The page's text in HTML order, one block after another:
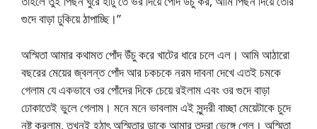
গুদে বাড়া ঢুকিয়ে ঠাপাচ্ছি।”
অস্মিতা আমার কথামত পোঁদ উঁচু করে খাটের ধারে চলে এল। আমি আঠারো
বছরের মেয়ের জ্বলন্ত পোঁদ আর চকচকে নরম দাবনা দেখে এতই চমকে
গেলাম যে একভাবে ওর পোঁদের দিকে চেয়ে রইলাম এবং ওর গুদে বাড়া
ঢোকাতেই ভুলে গেলাম। মনে মনে ভাবলাম এই সুন্দরী বাচ্ছা মেয়েটাকে চুদে
নষ্ট করলাম, তখনই হঠাৎ অস্মিতার ডাকে আমার তন্দ্রা ভেঙ্গে গেল। অস্মিতা